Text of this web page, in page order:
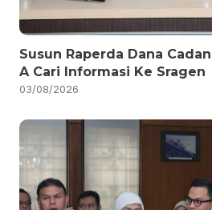
Susun Raperda Dana
A Cari Informasi Ke Sragen
03/08/2026